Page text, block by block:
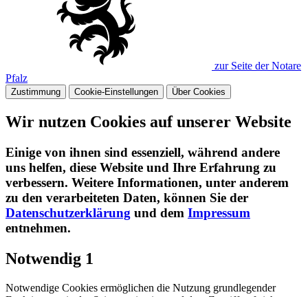
zur Seite der Notare
Pfalz
Zustimmung Cookie-Einstellungen Über Cookies
Wir nutzen Cookies auf unserer Website
Einige von ihnen sind essenziell, während andere
uns helfen, diese Website und Ihre Erfahrung zu
verbessern. Weitere Informationen, unter anderem
zu den verarbeiteten Daten, können Sie der
Datenschutzerklärung und dem Impressum
entnehmen.​
Notwendig 1
Notwendige Cookies ermöglichen die Nutzung grundlegender